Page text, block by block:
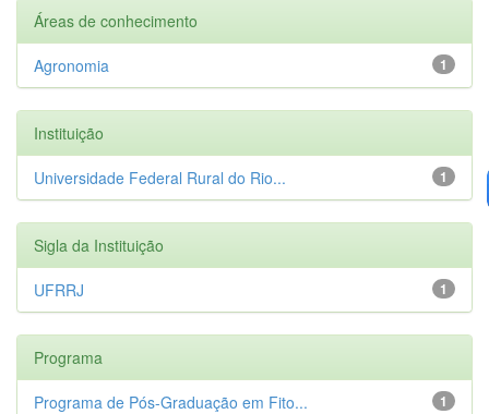
Áreas de conhecimento
1
Agronomia
Instituição
1
Universidade Federal Rural do Rio...
Sigla da Instituição
1
UFRRJ
Programa
1
Programa de Pós-Graduação em Fito...